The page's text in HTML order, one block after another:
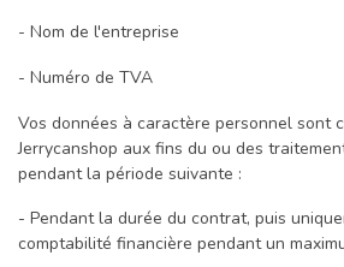
- Nom de l'entreprise
- Numéro de TVA
Vos données à caractère personnel sont
Jerrycanshop aux fins du ou des
pendant la période suivante :
- Pendant la durée du contrat, puis
comptabilité financière pendant un